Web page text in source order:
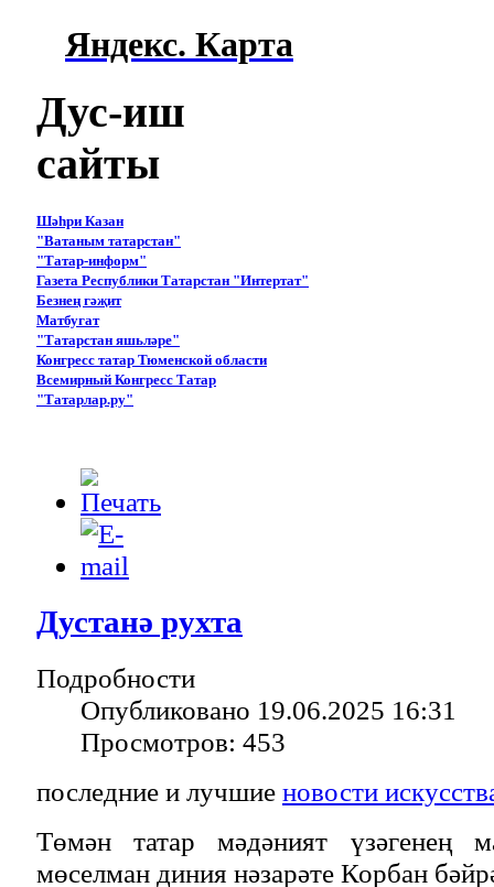
Яндекс. Карта
Дус-иш
сайты
Шәһри Казан
"Ватаным татарстан"
"Татар-информ"
Газета Республики Татарстан "Интертат"
Безнең гәҗит
Матбугат
"Татарстан яшьләре"
Конгресс татар Тюменской области
Всемирный Конгресс Татар
"Татарлар.ру"
Дустанә рухта
Подробности
Опубликовано 19.06.2025 16:31
Просмотров: 453
последние и лучшие новости
Төмән татар мәдәният үзәгенең
мөселман диния нәзарәте Корбан